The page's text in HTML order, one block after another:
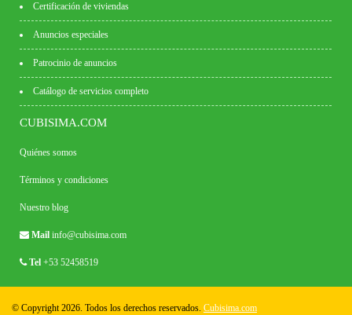
Certificación de viviendas
Anuncios especiales
Patrocinio de anuncios
Catálogo de servicios completo
CUBISIMA.COM
Quiénes somos
Términos y condiciones
Nuestro blog
Mail info@cubisima.com
Tel +53 52458519
© Copyright 2026. Todos los derechos reservados. Cubisima.com